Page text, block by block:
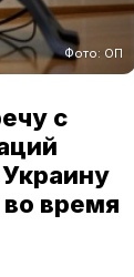
Фото: ОП
с
время